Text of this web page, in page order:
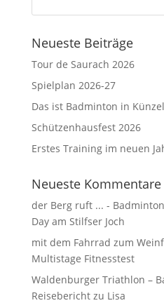
Neueste Beiträge
Tour de Saurach 2026
Spielplan 2026-27
Das ist Badminton in
Schützenhausfest 2026
Erstes Training im neuen
Neueste Kommentare
der Berg ruft ... -
Day am Stilfser Joch
mit dem Fahrrad zum
Multistage Fitnesstest
Waldenburger Triathlon –
Reisebericht zu Lisa